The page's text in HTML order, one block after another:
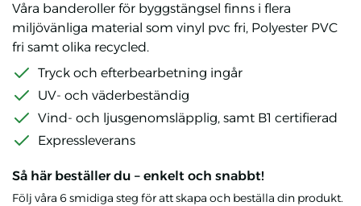
Våra banderoller för byggstängsel finns i flera
miljövänliga material som vinyl pvc fri, Polyester PVC
fri samt olika recycled.
Tryck och efterbearbetning ingår
UV- och väderbeständig
Vind- och ljusgenomsläpplig, samt B1 certifierad
Expressleverans
Så här beställer du – enkelt och snabbt!
Följ våra 6 smidiga steg för att skapa och beställa din produkt.